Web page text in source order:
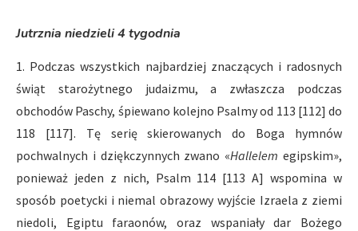
Jutrznia niedzieli 4 tygodnia
1. Podczas wszystkich najbardziej znaczących i radosnych
świąt starożytnego judaizmu, a zwłaszcza podczas
obchodów Paschy, śpiewano kolejno Psalmy od 113 [112] do
118 [117]. Tę serię skierowanych do Boga hymnów
pochwalnych i dziękczynnych zwano «Hallelemegipskim»,
ponieważ jeden z nich, Psalm 114 [113 A] wspomina w
sposób poetycki i niemal obrazowy wyjście Izraela z ziemi
niedoli, Egiptu faraonów, oraz wspaniały dar Bożego